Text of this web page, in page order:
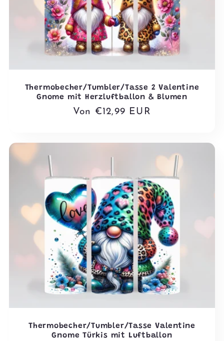
Thermobecher/Tumbler/Tasse 2 Valentine
Gnome mit Herzluftballon & Blumen
Normaler
Von €12,99 EUR
Thermobecher/Tumbler/Tasse Valentine
Gnome Türkis mit Luftballon